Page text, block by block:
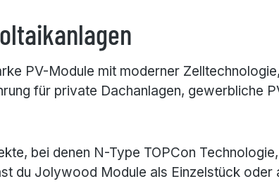
PV-Module mit moderner
für private Dachanlagen, gewerbliche
bei denen N-Type TOPCon
du Jolywood Module als Einzelstück oder